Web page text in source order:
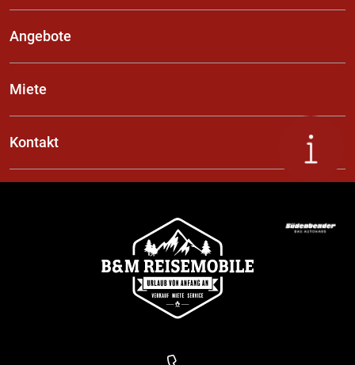
Angebote
Miete
Kontakt